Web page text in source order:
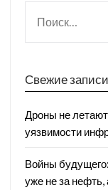
Свежие записи
Дроны не
уязвимости
Войны
уже не за нефть,